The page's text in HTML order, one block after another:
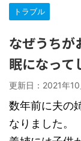
トラブル
なぜうちが
眠になって
更新日： 2021年
数年前に夫の
なりました。